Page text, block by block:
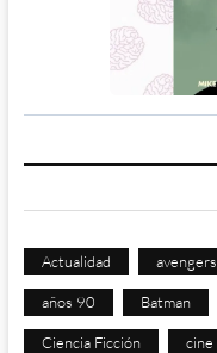
Actualidad avengers
años 90 Batman
Ciencia Ficción cine